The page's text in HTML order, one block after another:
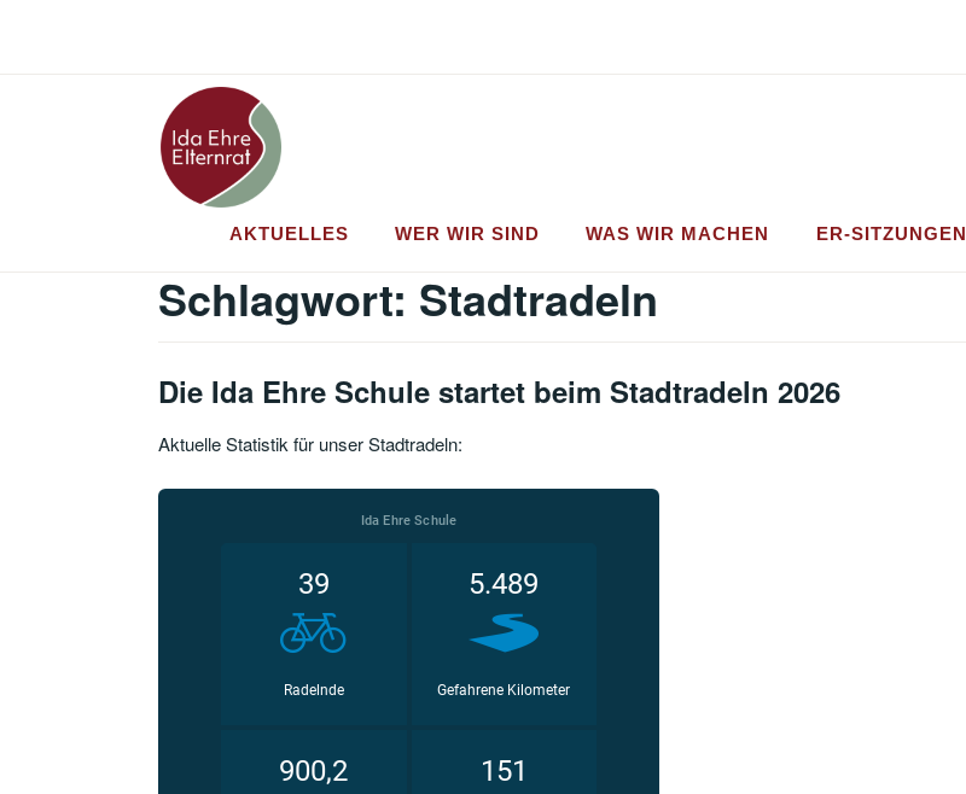
AKTUELLES WER WIR SIND WAS WIR MACHEN ER-SITZUNGEN
Schlagwort: Stadtradeln
Die Ida Ehre Schule startet beim Stadtradeln 2026
Aktuelle Statistik für unser Stadtradeln: